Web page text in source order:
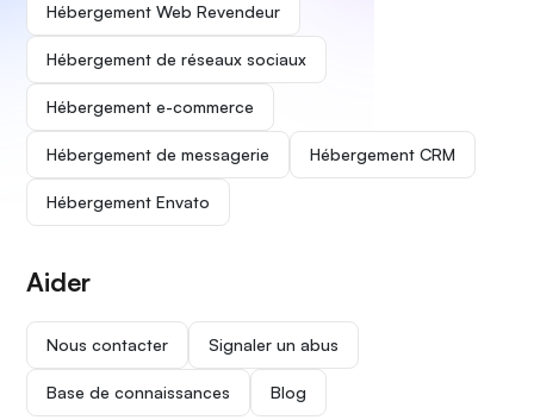
Hébergement Web Revendeur
Hébergement de réseaux sociaux
Hébergement e-commerce
Hébergement de messagerie Hébergement CRM
Hébergement Envato
Aider
Nous contacter Signaler un abus
Base de connaissances Blog